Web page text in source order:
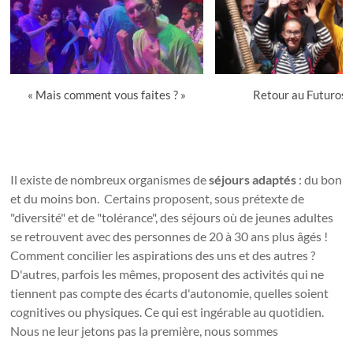
« Mais comment vous faites ? » Retour au
Il existe de nombreux organismes deséjours adaptés : du bon
et du moins bon. Certains proposent, sous prétexte de
"diversité" et de "tolérance", des séjours où de jeunes adultes
se retrouvent avec des personnes de 20 à 30 ans plus âgés !
Comment concilier les aspirations des uns et des autres ?
D'autres, parfois les mêmes, proposent des activités qui ne
tiennent pas compte des écarts d'autonomie, quelles soient
cognitives ou physiques. Ce qui est ingérable au quotidien.
Nous ne leur jetons pas la première, nous sommes